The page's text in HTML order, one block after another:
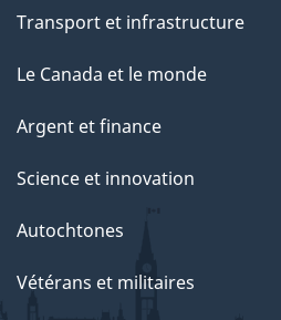
Transport et infrastructure
Le Canada et le monde
Argent et finance
Science et innovation
Autochtones
Vétérans et militaires